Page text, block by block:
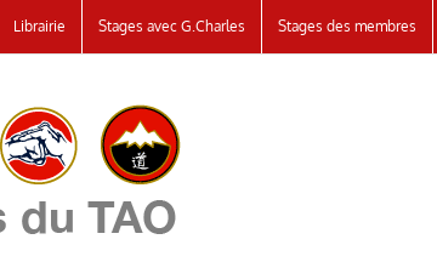
Librairie Stages avec G.Charles Stages des membres